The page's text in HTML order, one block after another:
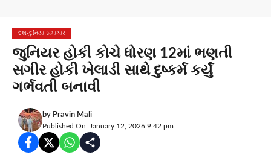
દેશ-દુનિયા સમાચાર
જુનિયર હોકી કોચે ધોરણ 12માં ભણતી
સગીર હોકી ખેલાડી સાથે દુષ્કર્મ કર્યું
ગર્ભવતી બનાવી
by Pravin Mali
Published On: January 12, 2026 9:42 pm